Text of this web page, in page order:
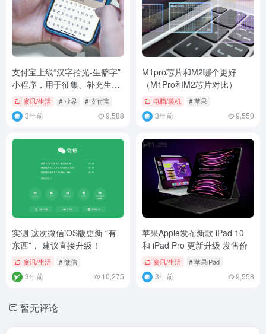
支付宝上线“汉字拾光-生僻字”
小程序，用于征集、补充生僻
字库资讯/生活 # 业界 # 支付宝
3年前 9,588
M1pro芯片和M2哪个更好
（M1Pro和M2芯片对比）
电脑/装机 # 苹果
3年前 9,550
实测 这次微信iOS版更新 “有
东西”， 建议直接升级！
资讯/生活 # 微信
3年前 10,275
苹果Apple发布新款 iPad 10
和 iPad Pro 更新升级 发售价
资讯/生活 # 苹果iPad
3年前 9,558
暂无评论